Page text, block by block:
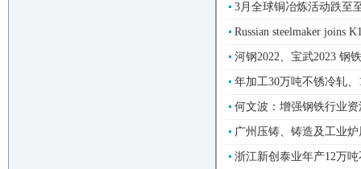
3月全球铜冶炼活动跌至
Russian steelmaker joins
河钢2022、宝武2023 钢
年加工30万吨不锈冷轧
何文波：增强钢铁行业
广州压铸、铸造及工业
浙江新创泰业年产12万